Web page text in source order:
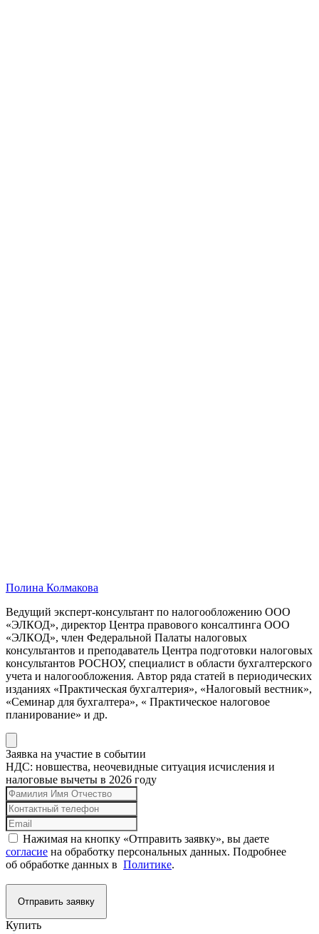
Полина Колмакова
Ведущий эксперт-консультант по налогообложению ООО
«ЭЛКОД», директор Центра правового консалтинга ООО
«ЭЛКОД», член Федеральной Палаты налоговых
консультантов и преподаватель Центра подготовки налоговых
консультантов РОСНОУ, специалист в области бухгалтерского
учета и налогообложения. Автор ряда статей в периодических
изданиях «Практическая бухгалтерия», «Налоговый вестник»,
«Семинар для бухгалтера», « Практическое налоговое
планирование» и др.
Заявка на участие в событии
НДС: новшества, неочевидные ситуация исчисления и
налоговые вычеты в 2026 году
Нажимая на кнопку «Отправить заявку», вы даете
согласие на обработку персональных данных. Подробнее
об обработке данных в Политике.
Отправить заявку
Купить